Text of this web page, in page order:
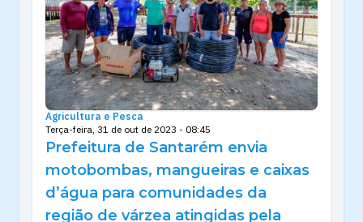
Agricultura e Pesca
Terça-feira, 31 de out de 2023 - 08:45
Prefeitura de Santarém envia
motobombas, mangueiras e caixas
d’água para comunidades da
região de várzea atingidas pela